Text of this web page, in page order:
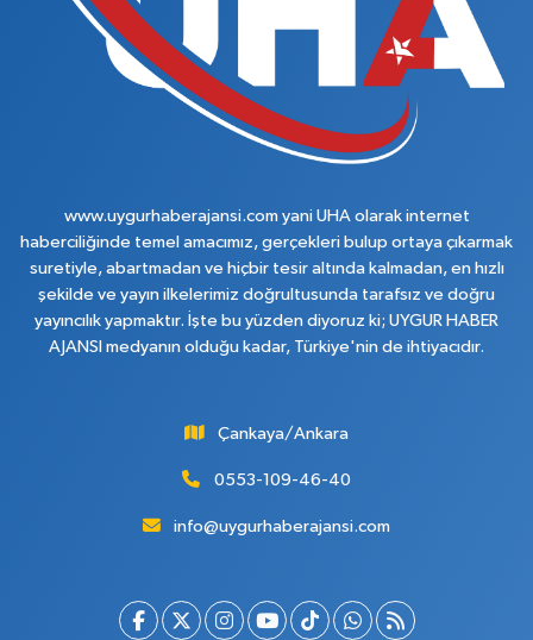
www.uygurhaberajansi.com yani UHA olarak internet
haberciliğinde temel amacımız, gerçekleri bulup ortaya çıkarmak
suretiyle, abartmadan ve hiçbir tesir altında kalmadan, en hızlı
şekilde ve yayın ilkelerimiz doğrultusunda tarafsız ve doğru
yayıncılık yapmaktır. İşte bu yüzden diyoruz ki; UYGUR HABER
AJANSI medyanın olduğu kadar, Türkiye'nin de ihtiyacıdır.
Çankaya/Ankara
0553-109-46-40
info@uygurhaberajansi.com